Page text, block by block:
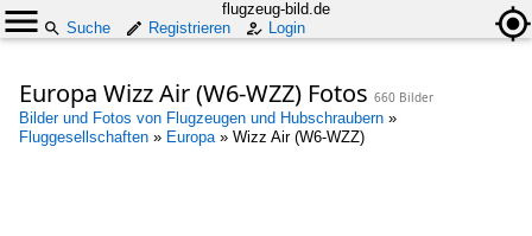
flugzeug-bild.de
Suche
Registrieren Login
Europa Wizz Air (W6-WZZ) Fotos 660 Bilder
Bilder und Fotos von Flugzeugen und Hubschraubern »
Fluggesellschaften » Europa» Wizz Air (W6-WZZ)